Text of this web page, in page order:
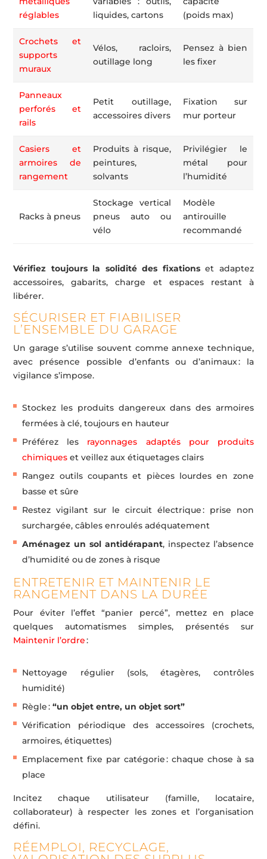
réglables
liquides, cartons
(poids max)
Crochets et
supports
muraux
Vélos, racloirs,
outillage long
Pensez à bien
les fixer
Panneaux
perforés et
rails
Petit outillage,
accessoires divers
Fixation sur
mur porteur
Casiers et
armoires de
rangement
Produits à risque,
peintures,
solvants
Privilégier le
métal pour
l’humidité
Racks à pneus
Stockage vertical
pneus auto ou
vélo
Modèle
antirouille
recommandé
Vérifiez toujours la solidité des fixationset adaptez
accessoires, gabarits, charge et espaces restant à
libérer.
SÉCURISER ET FIABILISER
L’ENSEMBLE DU GARAGE
Un garage s’utilise souvent comme annexe technique,
avec présence possible d’enfants ou d’animaux : la
vigilance s’impose.
Stockez les produits dangereux dans des armoires
fermées à clé, toujours en hauteur
Préférez les rayonnages adaptés pour produits
chimiques et veillez aux étiquetages clairs
Rangez outils coupants et pièces lourdes en zone
basse et sûre
Restez vigilant sur le circuit électrique : prise non
surchargée, câbles enroulés adéquatement
Aménagez un sol antidérapant, inspectez l’absence
d’humidité ou de zones à risque
ENTRETENIR ET MAINTENIR LE
RANGEMENT DANS LA DURÉE
Pour éviter l’effet “panier percé”, mettez en place
quelques automatismes simples, présentés sur
Maintenir l’ordre:
Nettoyage régulier (sols, étagères, contrôles
humidité)
Règle :“un objet entre, un objet sort”
Vérification périodique des accessoires (crochets,
armoires, étiquettes)
Emplacement fixe par catégorie : chaque chose à sa
place
Incitez chaque utilisateur (famille, locataire,
collaborateur) à respecter les zones et l’organisation
défini.
RÉEMPLOI, RECYCLAGE,